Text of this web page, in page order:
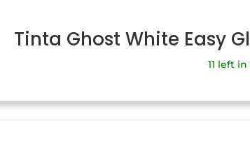
Tinta Ghost White Easy
11 left